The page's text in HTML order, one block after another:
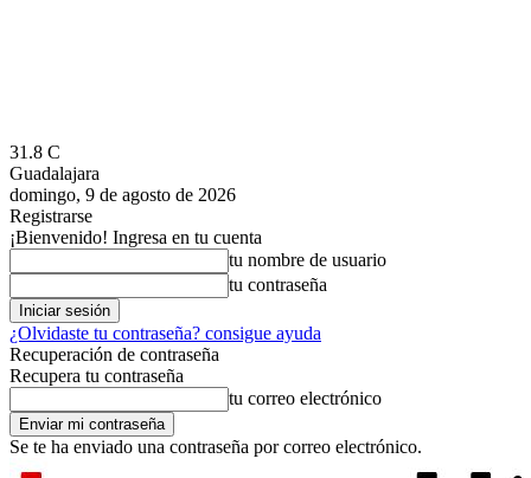
31.8 C
Guadalajara
domingo, 9 de agosto de 2026
Registrarse
¡Bienvenido! Ingresa en tu cuenta
tu nombre de usuario
tu contraseña
¿Olvidaste tu contraseña? consigue ayuda
Recuperación de contraseña
Recupera tu contraseña
tu correo electrónico
Se te ha enviado una contraseña por correo electrónico.